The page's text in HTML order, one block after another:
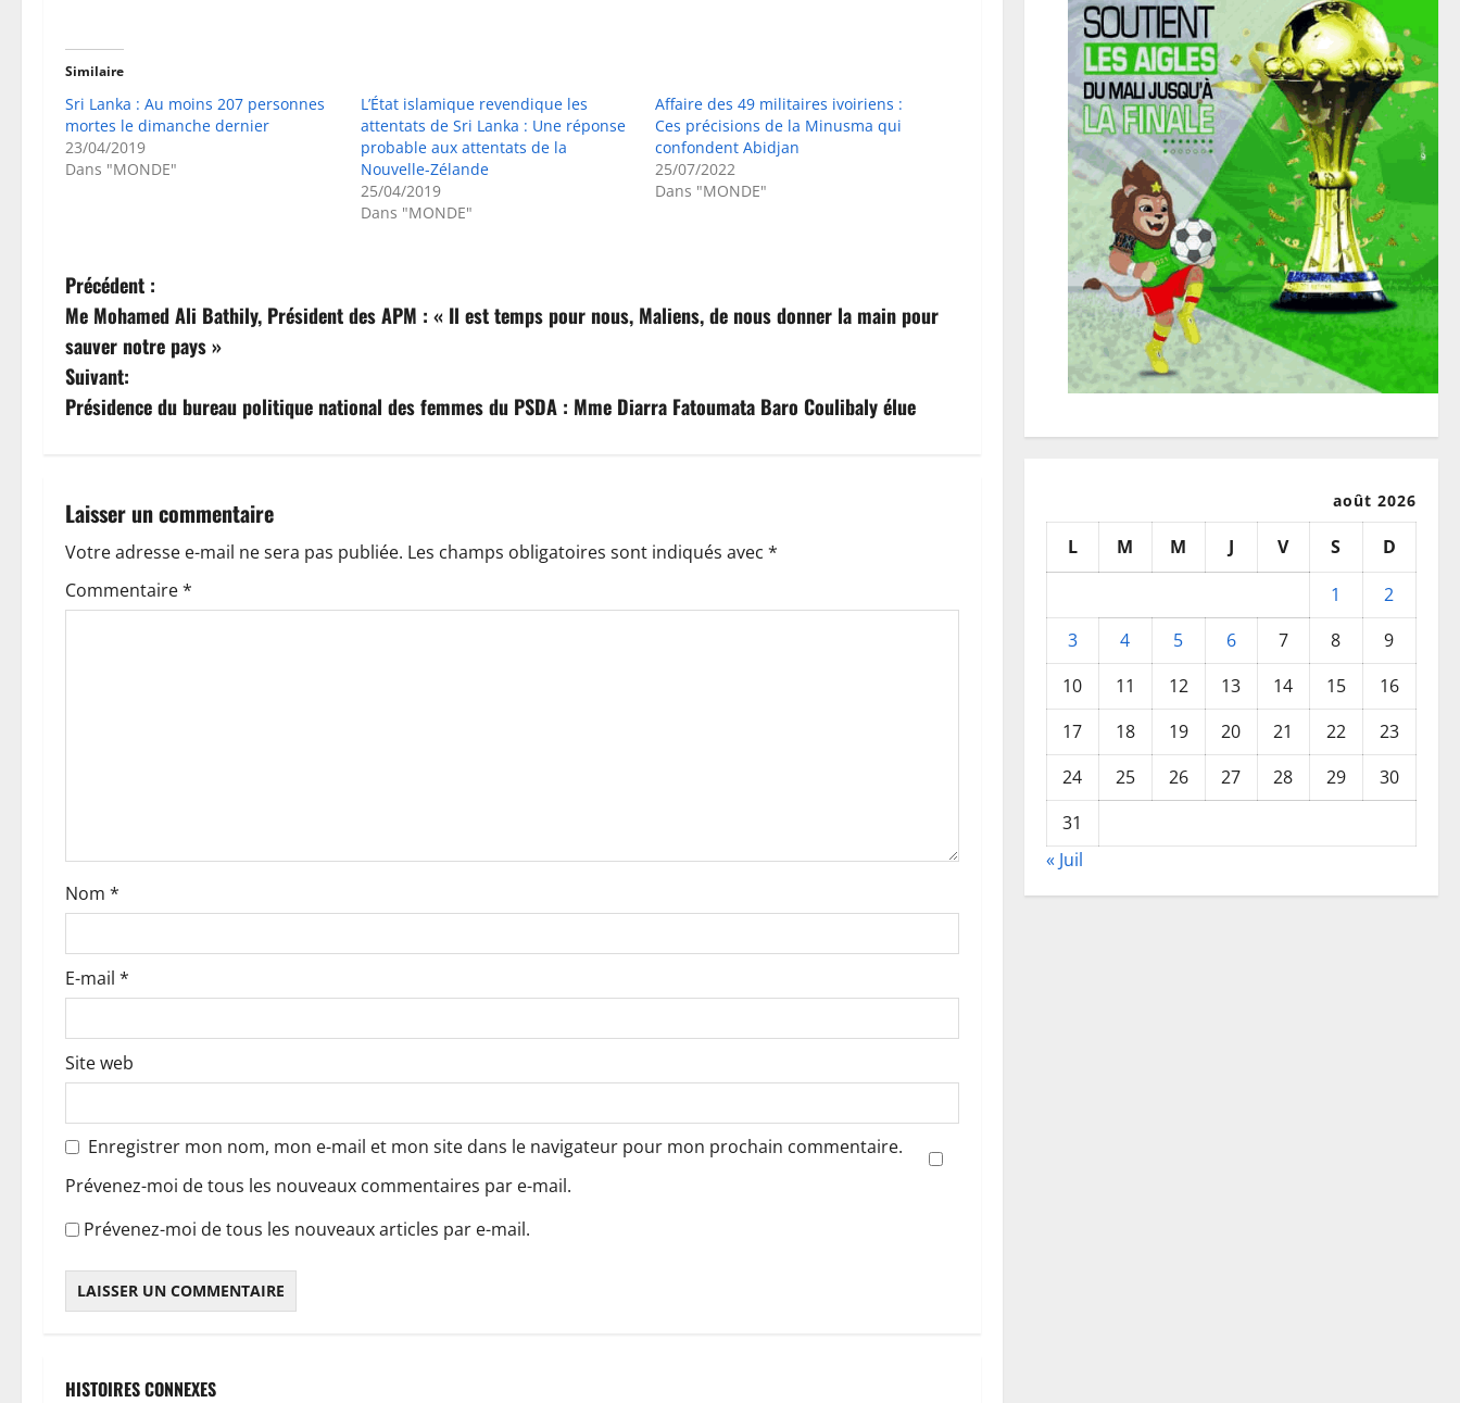
Similaire
Sri Lanka : Au moins 207 personnes
mortes le dimanche dernier
23/04/2019
Dans "MONDE"
L’État islamique revendique les
attentats de Sri Lanka : Une réponse
probable aux attentats de la
Nouvelle-Zélande
25/04/2019
Dans "MONDE"
Affaire des 49 militaires ivoiriens :
Ces précisions de la Minusma qui
confondent Abidjan
25/07/2022
Dans "MONDE"
N
a
v
i
a
t
i
r
t
i
l
e
Précédent :
Me Mohamed Ali Bathily, Président des APM : « Il est temps pour nous, Maliens, de nous donner la main pour
sauver notre pays »
Suivant:
Présidence du bureau politique national des femmes du PSDA : Mme Diarra Fatoumata Baro Coulibaly élue
Laisser un commentaire
Votre adresse e-mail ne sera pas publiée. Les champs obligatoires sont indiqués avec *
Commentaire*
Nom *
E-mail *
Site web
Enregistrer mon nom, mon e-mail et mon site dans le navigateur pour mon prochain commentaire.
Prévenez-moi de tous les nouveaux commentaires par e-mail.
Prévenez-moi de tous les nouveaux articles par e-mail.
HISTOIRES CONNEXES
août 2026
L M M J V S
D
1
2
3
4 5 6 7 8
9
10
11 12 13 14 15
16
17
18 19 20 21 22
23
24
25 26 27 28 29
30
31
« Juil